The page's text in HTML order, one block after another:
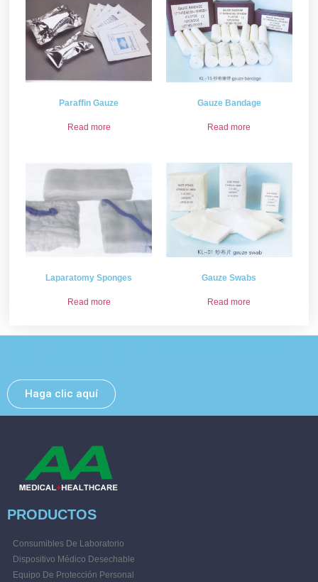
Paraffin Gauze
Read more
Gauze Bandage
Read more
Laparatomy Sponges
Read more
Gauze Swabs
Read more
Haga clic aquí
PRODUCTOS
Consumibles De Laboratorio
Dispositivo Médico Desechable
Equipo De Protección Personal